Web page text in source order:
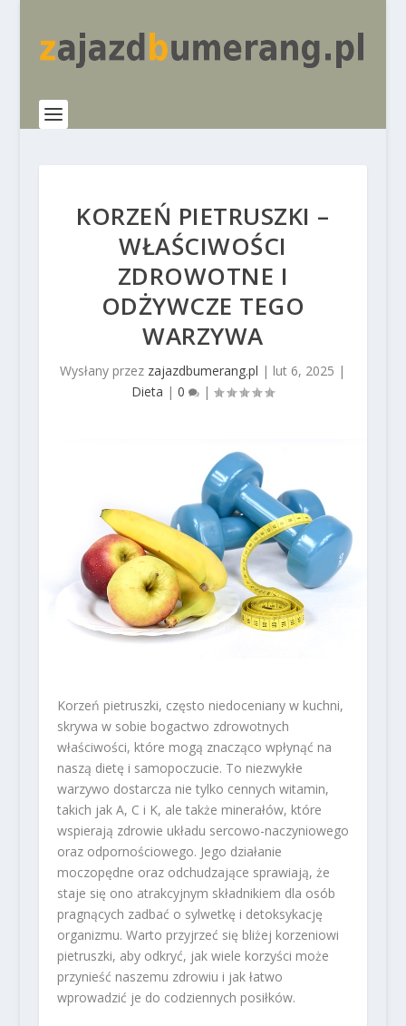
KORZEŃ PIETRUSZKI –
WŁAŚCIWOŚCI
ZDROWOTNE I
ODŻYWCZE TEGO
WARZYWA
Wysłany przez zajazdbumerang.pl | lut 6, 2025 |
Dieta |0 |
Korzeń pietruszki, często niedoceniany w kuchni,
skrywa w sobie bogactwo zdrowotnych
właściwości, które mogą znacząco wpłynąć na
naszą dietę i samopoczucie. To niezwykłe
warzywo dostarcza nie tylko cennych witamin,
takich jak A, C i K, ale także minerałów, które
wspierają zdrowie układu sercowo-naczyniowego
oraz odpornościowego. Jego działanie
moczopędne oraz odchudzające sprawiają, że
staje się ono atrakcyjnym składnikiem dla osób
pragnących zadbać o sylwetkę i detoksykację
organizmu. Warto przyjrzeć się bliżej korzeniowi
pietruszki, aby odkryć, jak wiele korzyści może
przynieść naszemu zdrowiu i jak łatwo
wprowadzić je do codziennych posiłków.